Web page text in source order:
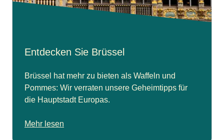
Entdecken Sie Brüssel
Brüssel hat mehr zu bieten als Waffeln und
Pommes: Wir verraten unsere Geheimtipps für
die Hauptstadt Europas.
Mehr lesen